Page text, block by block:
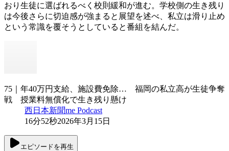
おり生徒に選ばれるべく校則緩和が進む。学校側の生き残り
は今後さらに切迫感が強まると展望を述べ、私立は滑り止め
という常識を覆そうとしていると番組を結んだ。
75｜年40万円支給、施設費免除… 福岡の私立高が生徒争奪
戦 授業料無償化で生き残り懸け
西日本新聞me Podcast
16分52秒2026年3月15日
エピソードを再生